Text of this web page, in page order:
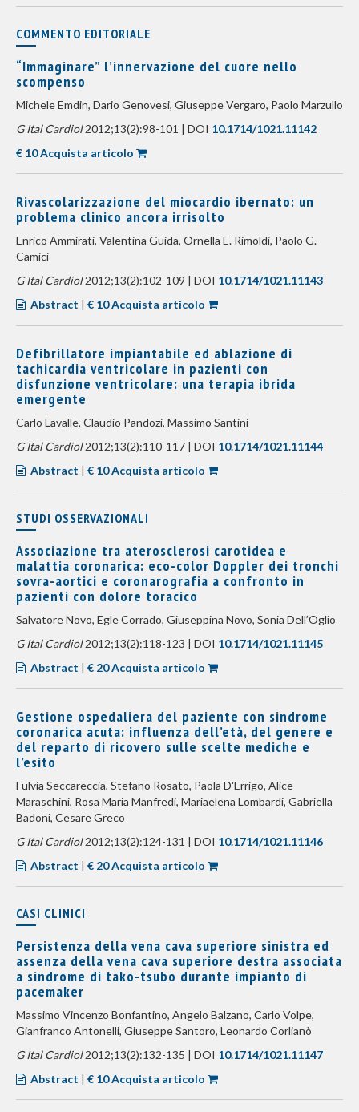
COMMENTO EDITORIALE
“Immaginare” l’innervazione del cuore nello
scompenso
Michele Emdin, Dario Genovesi, Giuseppe Vergaro, Paolo Marzullo
G Ital Cardiol2012;13(2):98-101 | DOI 10.1714/1021.11142
€ 10 Acquista articolo
Rivascolarizzazione del miocardio ibernato: un
problema clinico ancora irrisolto
Enrico Ammirati, Valentina Guida, Ornella E. Rimoldi, Paolo G.
Camici
G Ital Cardiol2012;13(2):102-109 | DOI 10.1714/1021.11143
Abstract | € 10 Acquista articolo
Defibrillatore impiantabile ed ablazione di
tachicardia ventricolare in pazienti con
disfunzione ventricolare: una terapia ibrida
emergente
Carlo Lavalle, Claudio Pandozi, Massimo Santini
G Ital Cardiol2012;13(2):110-117 | DOI 10.1714/1021.11144
Abstract | € 10 Acquista articolo
STUDI OSSERVAZIONALI
Associazione tra aterosclerosi carotidea e
malattia coronarica: eco-color Doppler dei tronchi
sovra-aortici e coronarografia a confronto in
pazienti con dolore toracico
Salvatore Novo, Egle Corrado, Giuseppina Novo, Sonia Dell’Oglio
G Ital Cardiol2012;13(2):118-123 | DOI 10.1714/1021.11145
Abstract | € 20 Acquista articolo
Gestione ospedaliera del paziente con sindrome
coronarica acuta: influenza dell’età, del genere e
del reparto di ricovero sulle scelte mediche e
l’esito
Fulvia Seccareccia, Stefano Rosato, Paola D'Errigo, Alice
Maraschini, Rosa Maria Manfredi, Mariaelena Lombardi, Gabriella
Badoni, Cesare Greco
G Ital Cardiol2012;13(2):124-131 | DOI 10.1714/1021.11146
Abstract | € 20 Acquista articolo
CASI CLINICI
Persistenza della vena cava superiore sinistra ed
assenza della vena cava superiore destra associata
a sindrome di tako-tsubo durante impianto di
pacemaker
Massimo Vincenzo Bonfantino, Angelo Balzano, Carlo Volpe,
Gianfranco Antonelli, Giuseppe Santoro, Leonardo Corlianò
G Ital Cardiol2012;13(2):132-135 | DOI 10.1714/1021.11147
Abstract | € 10 Acquista articolo